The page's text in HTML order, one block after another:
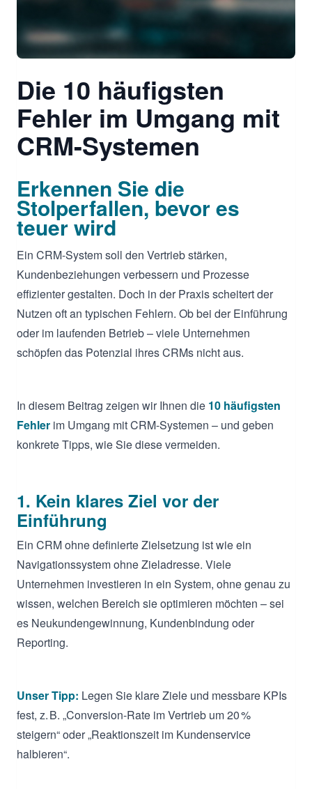
Die 10 häufigsten
Fehler im Umgang mit
CRM-Systemen
Erkennen Sie die
Stolperfallen, bevor es
teuer wird
Ein CRM-System soll den Vertrieb stärken,
Kundenbeziehungen verbessern und Prozesse
effizienter gestalten. Doch in der Praxis scheitert der
Nutzen oft an typischen Fehlern. Ob bei der Einführung
oder im laufenden Betrieb – viele Unternehmen
schöpfen das Potenzial ihres CRMs nicht aus.
In diesem Beitrag zeigen wir Ihnen die 10 häufigsten
Fehler im Umgang mit CRM-Systemen – und geben
konkrete Tipps, wie Sie diese vermeiden.
1. Kein klares Ziel vor der
Einführung
Ein CRM ohne definierte Zielsetzung ist wie ein
Navigationssystem ohne Zieladresse. Viele
Unternehmen investieren in ein System, ohne genau zu
wissen, welchen Bereich sie optimieren möchten – sei
es Neukundengewinnung, Kundenbindung oder
Reporting.
Unser Tipp: Legen Sie klare Ziele und messbare KPIs
fest, z. B. „Conversion-Rate im Vertrieb um 20 %
steigern“ oder „Reaktionszeit im Kundenservice
halbieren“.